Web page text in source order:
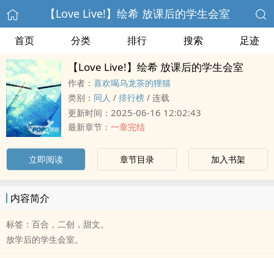
【Love Live!】绘希 放课后的学生会室
首页 分类 排行 搜索 足迹
【Love Live!】绘希 放课后的学生会室
作者： 喜欢喝乌龙茶的狸猫
类别： ‍‌同‌人‍‍‎ / 排行榜 / 连载
更新时间： 2025-06-16 12:02:43
最新章节： 一章完结
立即阅读 章节目录 加入书架
内容简介
标签：百合，二创，甜文。
放学后的学生会室。